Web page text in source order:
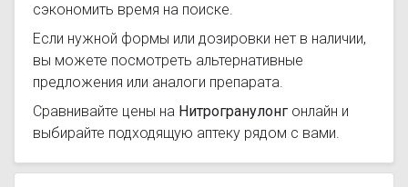
сэкономить время на поиске.
Если нужной формы или дозировки нет в наличии,
вы можете посмотреть альтернативные
предложения или аналоги препарата.
Сравнивайте цены на Нитрогранулонг онлайн и
выбирайте подходящую аптеку рядом с вами.